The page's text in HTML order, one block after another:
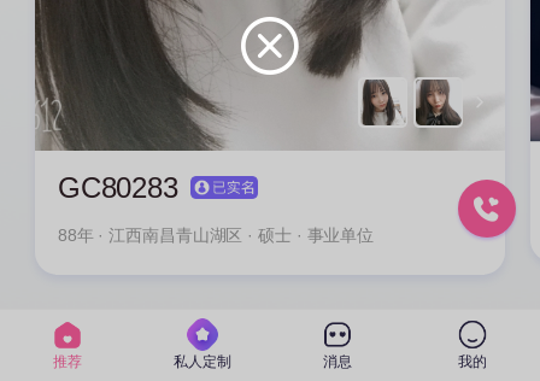
GC80283
88年 · 江西南昌青山湖区 · 硕士 · 事业单位
推荐 私人定制 消息 我的